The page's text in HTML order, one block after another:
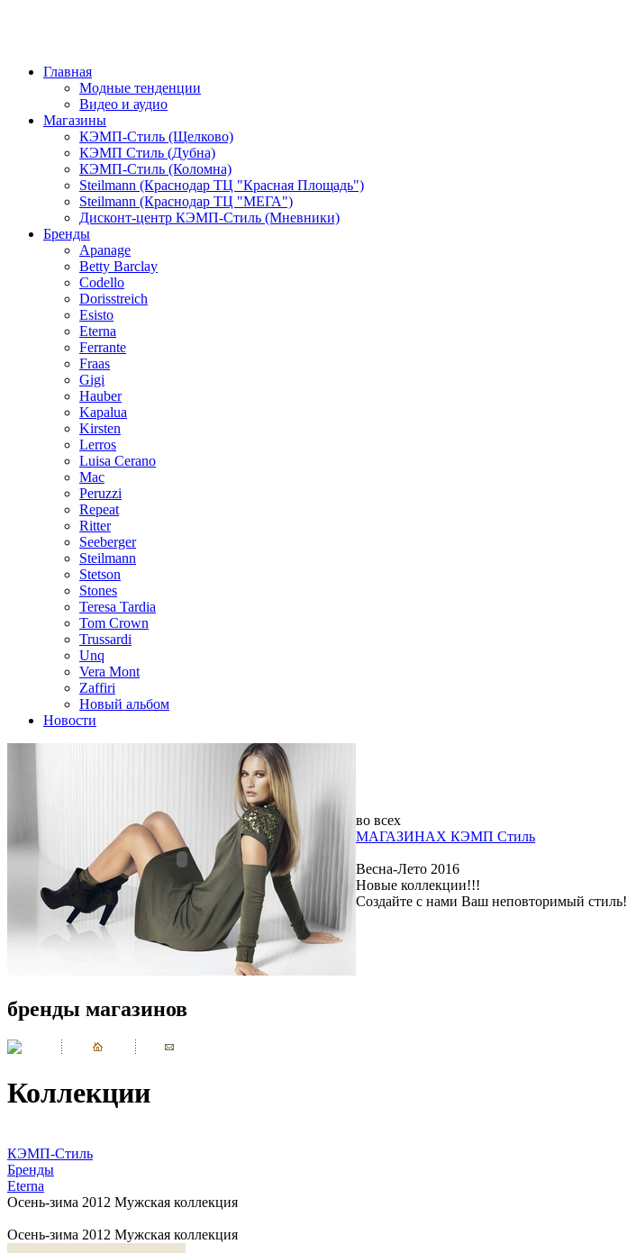
Главная
Модные тенденции
Видео и аудио
Магазины
КЭМП-Стиль (Щелково)
КЭМП Стиль (Дубна)
КЭМП-Стиль (Коломна)
Steilmann (Краснодар ТЦ "Красная Площадь")
Steilmann (Краснодар ТЦ "МЕГА")
Дисконт-центр КЭМП-Стиль (Мневники)
Бренды
Apanage
Betty Barclay
Codello
Dorisstreich
Esisto
Eterna
Ferrante
Fraas
Gigi
Hauber
Kapalua
Kirsten
Lerros
Luisa Cerano
Mac
Peruzzi
Repeat
Ritter
Seeberger
Steilmann
Stetson
Stones
Teresa Tardia
Tom Crown
Trussardi
Unq
Vera Mont
Zaffiri
Новый альбом
Новости
во всех
МАГАЗИНАХ КЭМП Стиль
Весна-Лето 2016
Новые коллекции!!!
Создайте с нами Ваш неповторимый стиль!
бренды магазинов
Коллекции
КЭМП-Стиль
Бренды
Eterna
Осень-зима 2012 Мужская коллекция
Осень-зима 2012 Мужская коллекция